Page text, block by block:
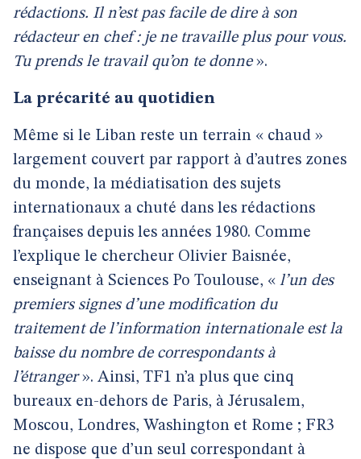
rédactions. Il n’est pas facile de dire à son
rédacteur en chef : je ne travaille plus pour vous.
Tu prends le travail qu’on te donne».
La précarité au quotidien
Même si le Liban reste un terrain « chaud »
largement couvert par rapport à d’autres zones
du monde, la médiatisation des sujets
internationaux a chuté dans les rédactions
françaises depuis les années 1980. Comme
l’explique le chercheur Olivier Baisnée,
enseignant à Sciences Po Toulouse, « l’un des
premiers signes d’une modification du
traitement de l’information internationale est la
baisse du nombre de correspondants à
l’étranger». Ainsi, TF1 n’a plus que cinq
bureaux en-dehors de Paris, à Jérusalem,
Moscou, Londres, Washington et Rome ; FR3
ne dispose que d’un seul correspondant à